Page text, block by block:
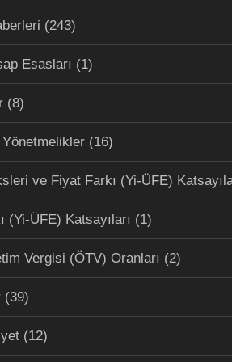
(243)
Esasları (1)
(8)
(16)
ve Fiyat Farkı (Yi-ÜFE)
(Yi-ÜFE) Katsayıları (1)
Vergisi (ÖTV) Oranları (2)
(39)
(12)